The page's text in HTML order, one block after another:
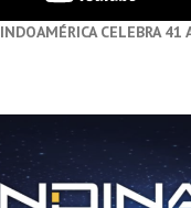
INDOAMÉRICA CELEBRA